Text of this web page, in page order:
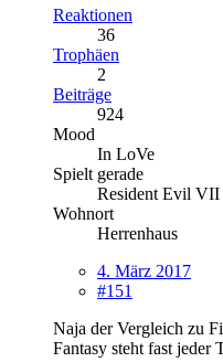
Reaktionen
36
Trophäen
2
Beiträge
924
Mood
In LoVe
Spielt gerade
Resident Evil VII
Wohnort
Herrenhaus
4. März 2017
#151
Naja der Vergleich zu
Fantasy steht fast jeder